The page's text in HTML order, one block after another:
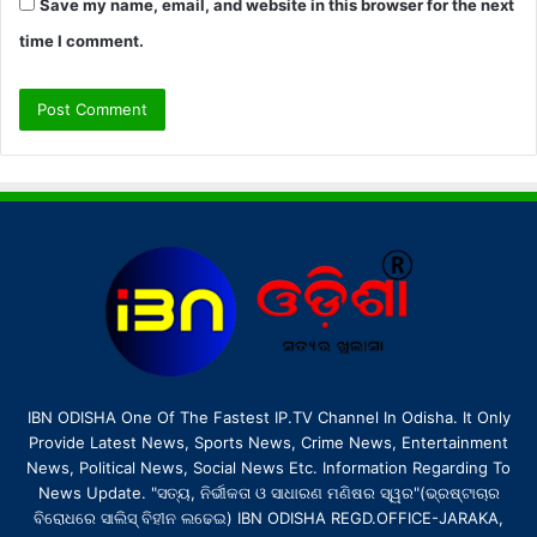
Save my name, email, and website in this browser for the next
time I comment.
IBN ODISHA One Of The Fastest IP.TV Channel In Odisha. It Only
Provide Latest News, Sports News, Crime News, Entertainment
News, Political News, Social News Etc. Information Regarding To
News Update. "ସତ୍ୟ, ନିର୍ଭୀକତା ଓ ସାଧାରଣ ମଣିଷର ସ୍ୱର"(ଭ୍ରଷ୍ଟାଚାର
ବିରୋଧରେ ସାଲିସ୍ ବିହୀନ ଲଢେଇ) IBN ODISHA REGD.OFFICE-JARAKA,